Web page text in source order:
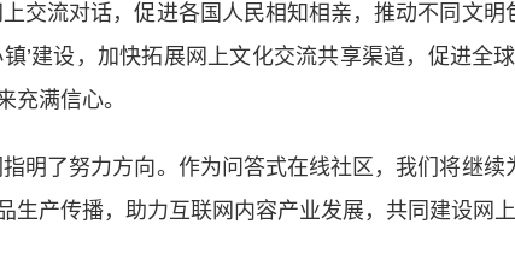
流对话，促进各国人民相知相亲，推动不同文明
’建设，加快拓展网上文化交流共享渠道，促进全
充满信心。
了努力方向。作为问答式在线社区，我们将继续
生产传播，助力互联网内容产业发展，共同建设网